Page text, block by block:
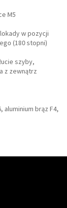
M5
w pozycji
(180 stopni)
szyby,
z zewnątrz
aluminium brąz F4,